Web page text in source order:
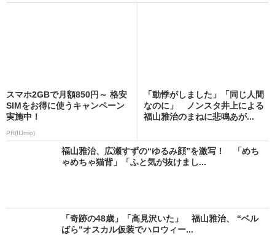
スマホ2GBで月額850円～ 格安
SIMをお得に使うキャンペーン
実施中！
PR(IIJmio)
「動悸がしました」「同じ人間
なのに」 ノンスタ井上による
福山雅治のまねに悲鳴あが...
福山雅治、広瀬すずの“ゆるみ顔”を激写！ 「めち
ゃめちゃ猫背」「ふと気が抜けまし...
「奇跡の48歳」「高見沢いた」 福山雅治、 “ベル
ばら”オスカル仮装でハロウィー...